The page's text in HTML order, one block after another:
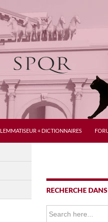
LEMMATISEUR + DICTIONNAIRES
RECHERCHE
Search
for: